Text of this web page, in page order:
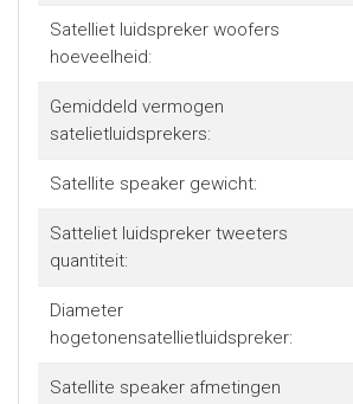
Satelliet luidspreker woofers
hoeveelheid:
Gemiddeld vermogen
satelietluidsprekers:
Satellite speaker gewicht:
Satteliet luidspreker tweeters
quantiteit:
Diameter
hogetonensatellietluidspreker:
Satellite speaker afmetingen